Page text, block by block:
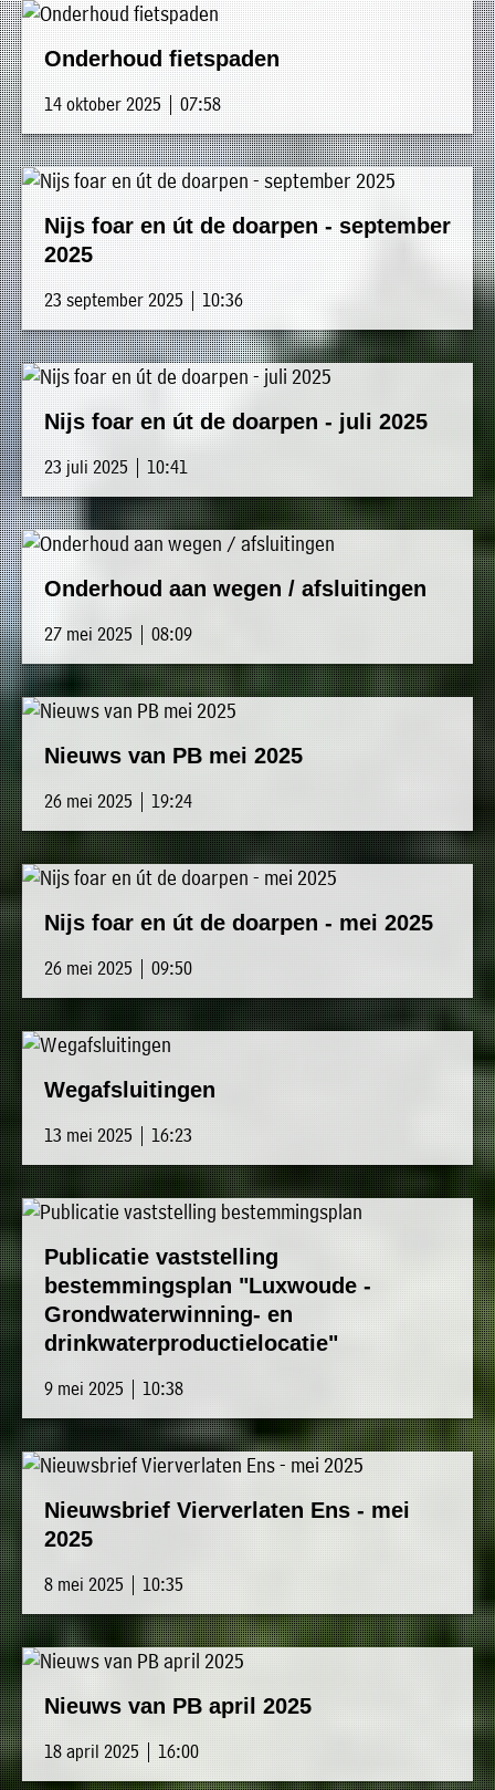
Onderhoud fietspaden
14 oktober 2025 | 07:58
Nijs foar en út de doarpen - september
2025
23 september 2025 | 10:36
Nijs foar en út de doarpen - juli 2025
23 juli 2025 | 10:41
Onderhoud aan wegen / afsluitingen
27 mei 2025 | 08:09
Nieuws van PB mei 2025
26 mei 2025 | 19:24
Nijs foar en út de doarpen - mei 2025
26 mei 2025 | 09:50
Wegafsluitingen
13 mei 2025 | 16:23
Publicatie vaststelling
bestemmingsplan "Luxwoude -
Grondwaterwinning- en
drinkwaterproductielocatie"
9 mei 2025 | 10:38
Nieuwsbrief Vierverlaten Ens - mei
2025
8 mei 2025 | 10:35
Nieuws van PB april 2025
18 april 2025 | 16:00